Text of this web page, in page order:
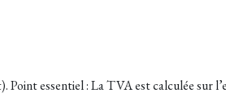
Point essentiel : La TVA est calculée sur